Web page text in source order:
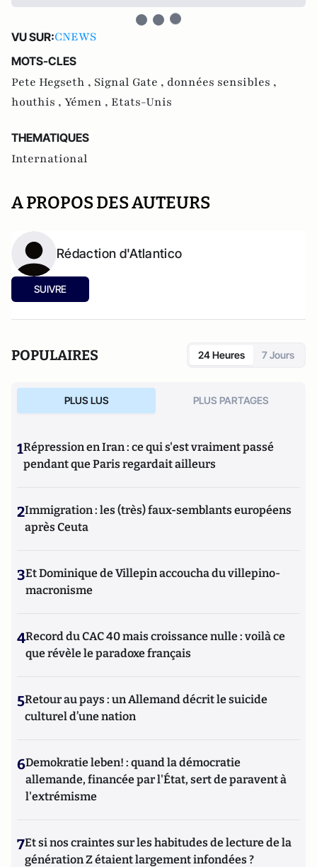
VU SUR:CNEWS
MOTS-CLES
Pete Hegseth , Signal Gate , données sensibles ,
houthis , Yémen , Etats-Unis
THEMATIQUES
International
A PROPOS DES AUTEURS
Rédaction d'Atlantico
SUIVRE
POPULAIRES 24 Heures 7 Jours
PLUS LUS PLUS PARTAGES
1Répression en Iran : ce qui s'est vraiment passé
pendant que Paris regardait ailleurs
2Immigration : les (très) faux-semblants européens
après Ceuta
3Et Dominique de Villepin accoucha du villepino-
macronisme
4Record du CAC 40 mais croissance nulle : voilà ce
que révèle le paradoxe français
5Retour au pays : un Allemand décrit le suicide
culturel d’une nation
6Demokratie leben! : quand la démocratie
allemande, financée par l'État, sert de paravent à
l'extrémisme
7Et si nos craintes sur les habitudes de lecture de la
génération Z étaient largement infondées ?